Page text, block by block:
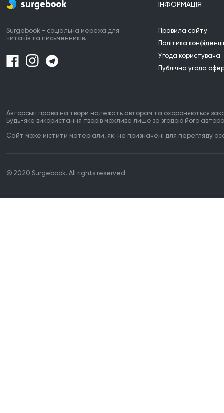
Surgebook - соціальна мережа для
читачів та письменників.
ІНФОРМАЦІЯ
Правила сайту
Політика
Угода користувача
Публічна угода
Авторські права на твори належать авторам та охороняються
Будь-яке використання творів можливе лише за згодою його
Сайт може містити матеріали, які не призначені для перегляду
© 2020 Surgebook. All rights reserved.